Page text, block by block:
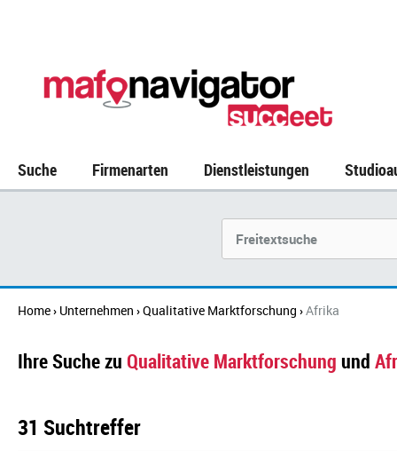
Suche Firmenarten Dienstleistungen
Home› Unternehmen ›Qualitative Marktforschung ›Afrika
Ihre Suche zu Qualitative Marktforschung und
31 Suchtreffer